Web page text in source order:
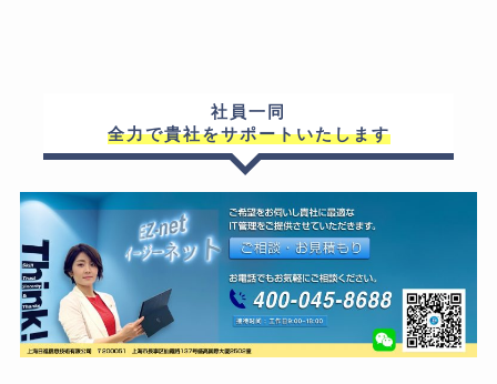
社員一同
全力で貴社をサポートいたします